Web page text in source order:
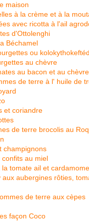
maison
à la crème et à la
avec ricotta à l'ail
d'Ottolenghi
Béchamel
ou
au chèvre
au bacon et au chèvre
de terre à l' huile de
et coriandre
de terre brocolis au
champignons
au miel
la tomate ail et
aux aubergines rôties,
de terre aux cèpes
façon Coco